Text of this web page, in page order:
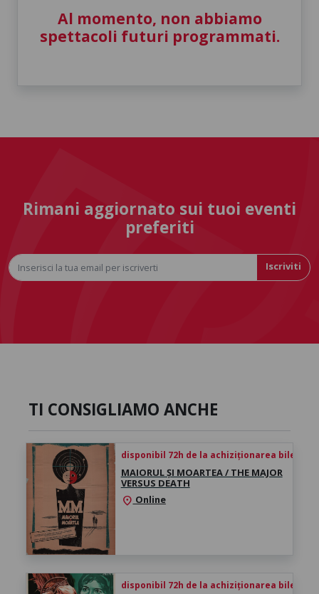
Al momento, non abbiamo
spettacoli futuri programmati.
Rimani aggiornato sui tuoi eventi
preferiti
Iscriviti
TI CONSIGLIAMO ANCHE
disponibil 72h de la achiziționarea biletului
MAIORUL ȘI MOARTEA / THE MAJOR
VERSUS DEATH
location_on Online
disponibil 72h de la achiziționarea biletului